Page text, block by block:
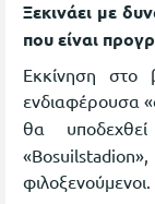
Ξεκινάει με
που είναι
Εκκίνηση στο
ενδιαφέρουσα
θα
φιλοξενούμενοι.